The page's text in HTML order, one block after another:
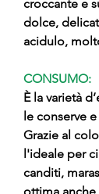
croccante e
dolce,
acidulo,
CONSUMO:
È la varietà
le conserve
Grazie al
l'ideale per
canditi,